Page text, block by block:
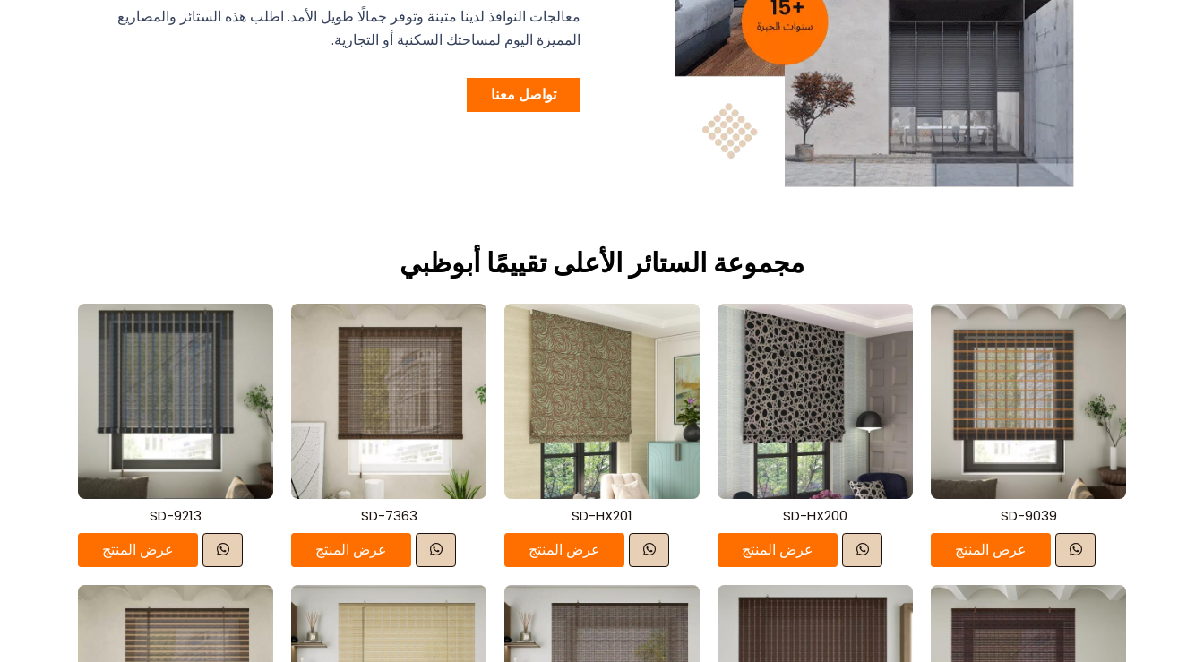
معالجات النوافذ لدينا متينة وتوفر جمالًا طويل الأمد. اطلب هذه الستائر والمصاريع
المميزة اليوم لمساحتك السكنية أو التجارية.
تواصل معنا
مجموعة الستائر الأعلى تقييمًا أبوظبي
SD-9213
عرض المنتج
SD-7363
عرض المنتج
SD-HX201
عرض المنتج
SD-HX200
عرض المنتج
SD-9039
عرض المنتج